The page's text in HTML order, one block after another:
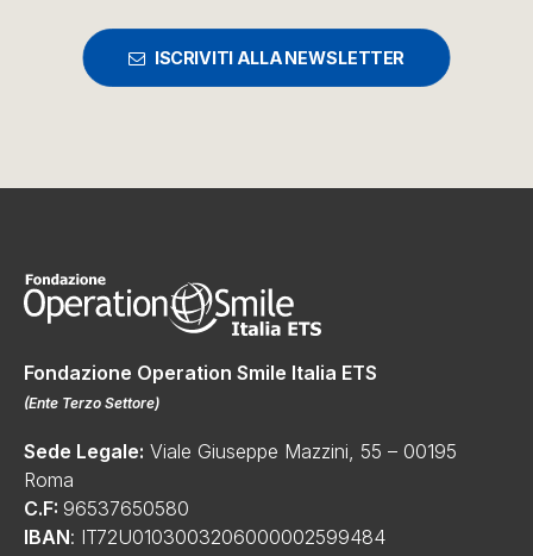
ISCRIVITI ALLA NEWSLETTER
Fondazione Operation Smile Italia ETS
(Ente Terzo Settore)
Sede Legale: Viale Giuseppe Mazzini, 55 – 00195
Roma
C.F: 96537650580
IBAN: IT72U0103003206000002599484